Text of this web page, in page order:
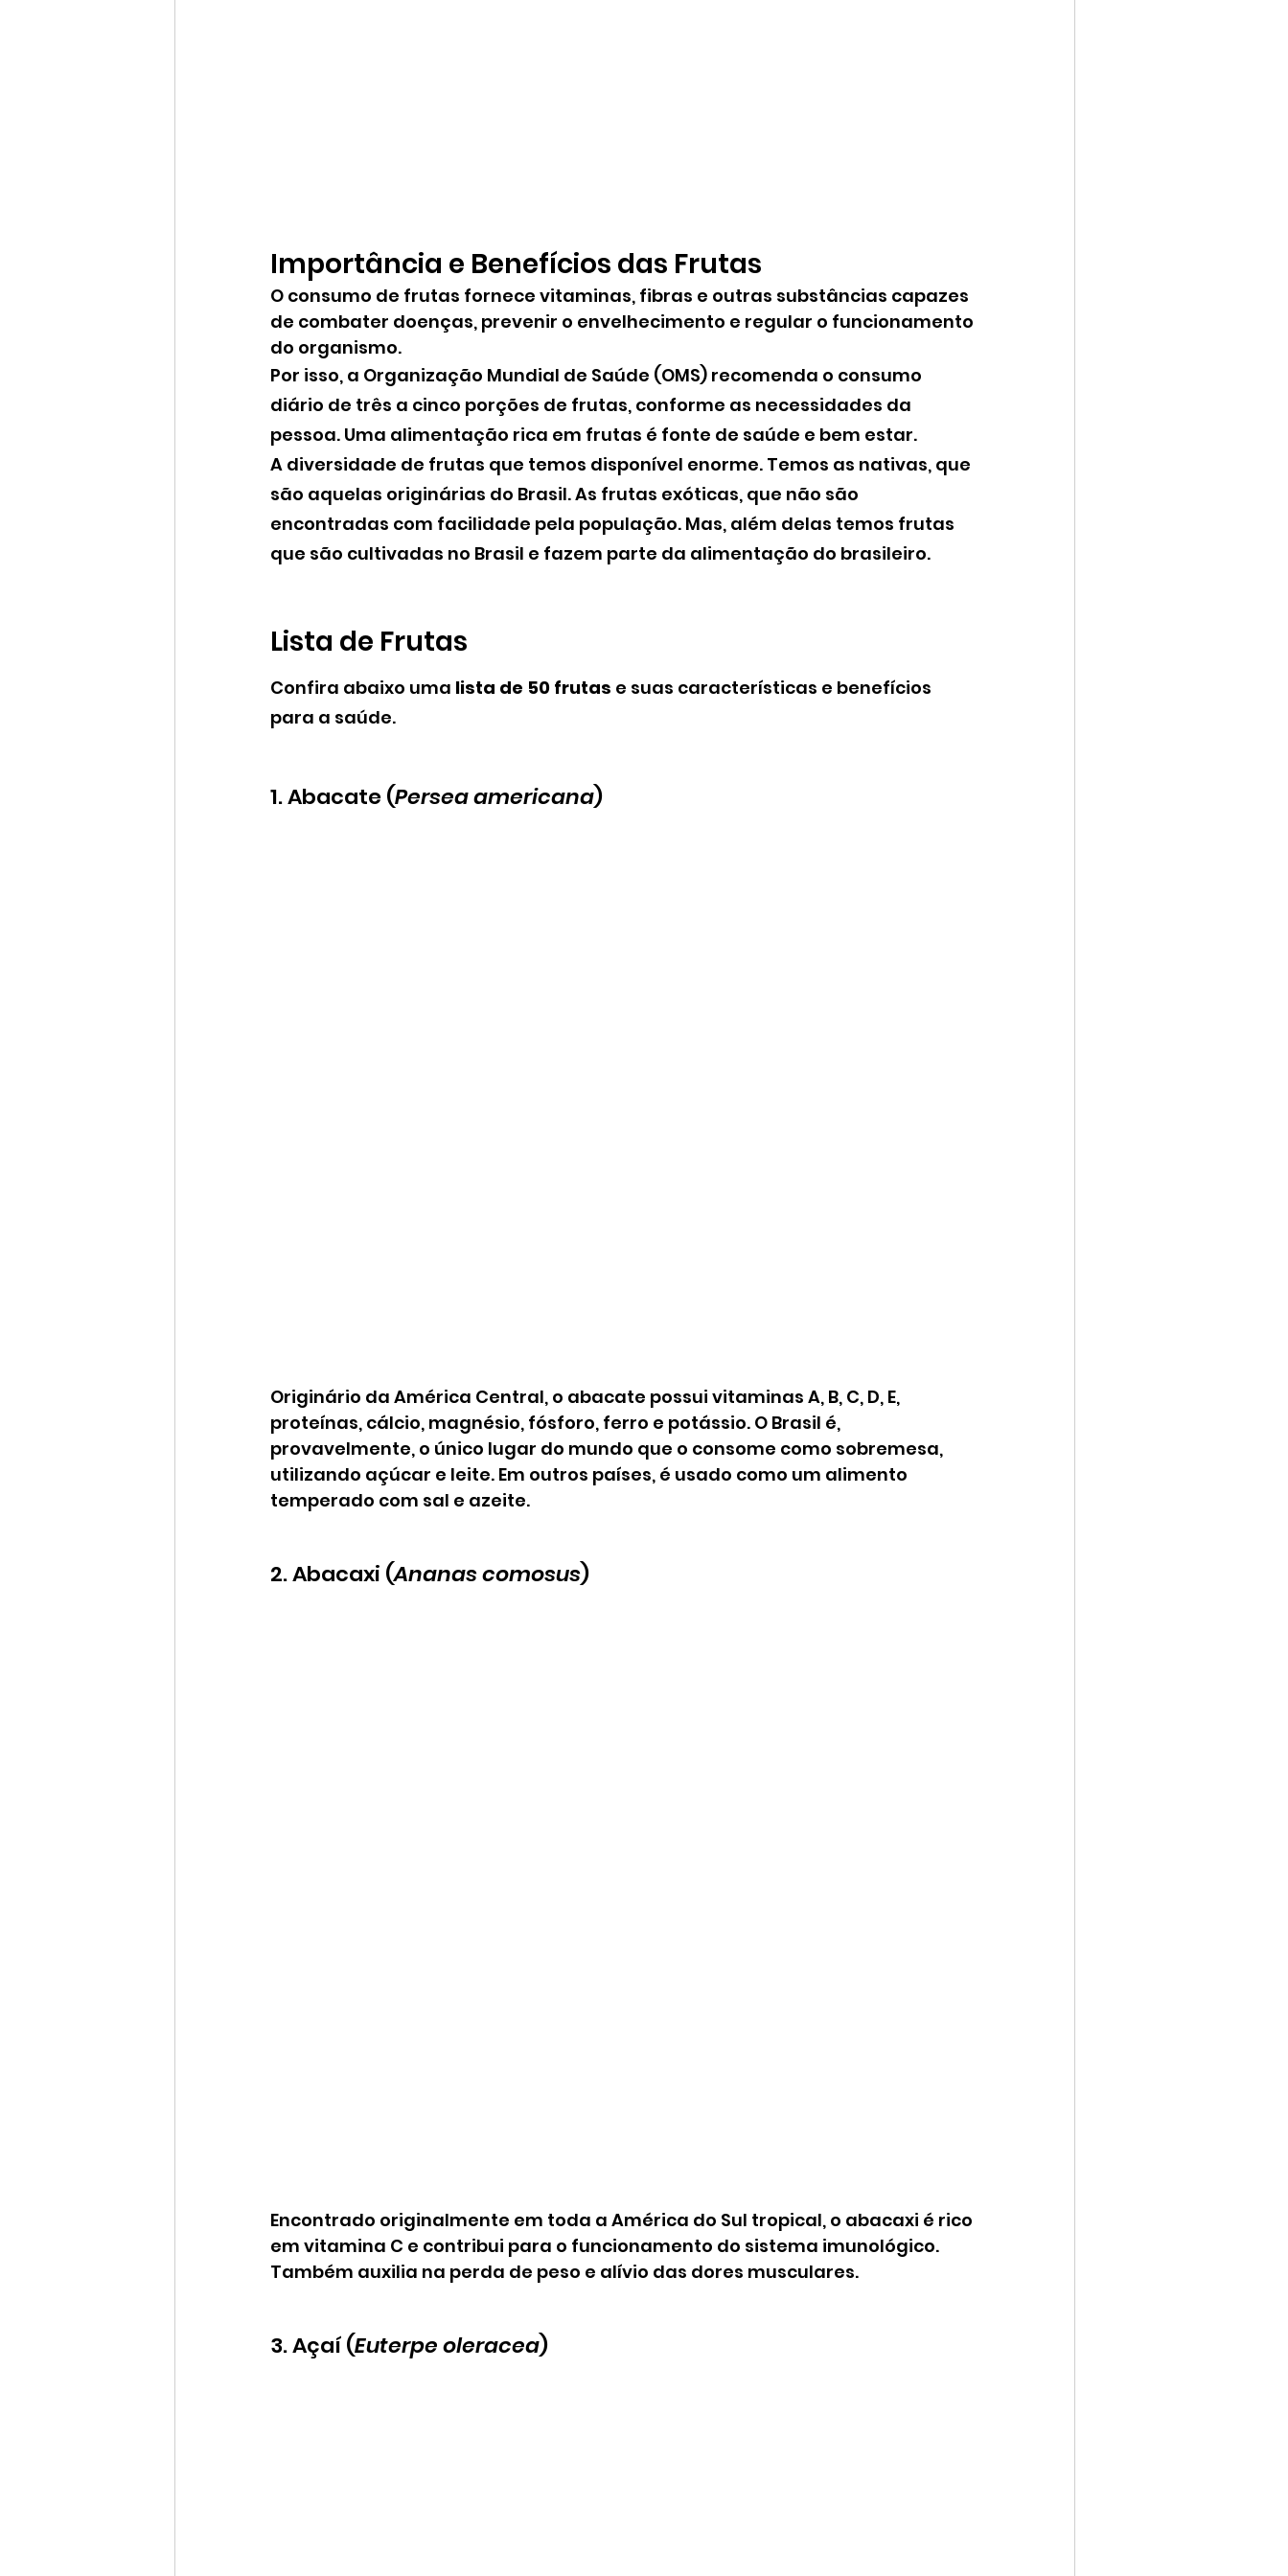
Importância e Benefícios das Frutas
O consumo de frutas fornece vitaminas, fibras e outras substâncias capazes
de combater doenças, prevenir o envelhecimento e regular o funcionamento
do organismo.
Por isso, a Organização Mundial de Saúde (OMS) recomenda o consumo
diário de três a cinco porções de frutas, conforme as necessidades da
pessoa. Uma alimentação rica em frutas é fonte de saúde e bem estar.
A diversidade de frutas que temos disponível enorme. Temos as nativas, que
são aquelas originárias do Brasil. As frutas exóticas, que não são
encontradas com facilidade pela população. Mas, além delas temos frutas
que são cultivadas no Brasil e fazem parte da alimentação do brasileiro.
Lista de Frutas
Confira abaixo uma lista de 50 frutas e suas características e benefícios
para a saúde.
1. Abacate (Persea americana)
Originário da América Central, o abacate possui vitaminas A, B, C, D, E,
proteínas, cálcio, magnésio, fósforo, ferro e potássio. O Brasil é,
provavelmente, o único lugar do mundo que o consome como sobremesa,
utilizando açúcar e leite. Em outros países, é usado como um alimento
temperado com sal e azeite.
2. Abacaxi (Ananas comosus)
Encontrado originalmente em toda a América do Sul tropical, o abacaxi é rico
em vitamina C e contribui para o funcionamento do sistema imunológico.
Também auxilia na perda de peso e alívio das dores musculares.
3. Açaí (Euterpe oleracea)